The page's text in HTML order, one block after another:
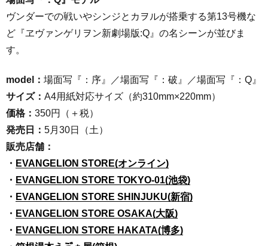
ヴンダーでの戦いやシンジとカヲルが搭乗する第13号機な
ど『ヱヴァンゲリヲン新劇場版:Q』の名シーンが並びま
す。
model： 場面写『：序』／場面写『：破』／場面写『：Q』
サイズ： A4用紙対応サイズ（約310mm×220mm）
価格： 350円（＋税）
発売日： 5月30日（土）
販売店舗：
・ EVANGELION STORE(オンライン)
・ EVANGELION STORE TOKYO-01(池袋)
・ EVANGELION STORE SHINJUKU(新宿)
・ EVANGELION STORE OSAKA(大阪)
・ EVANGELION STORE HAKATA(博多)